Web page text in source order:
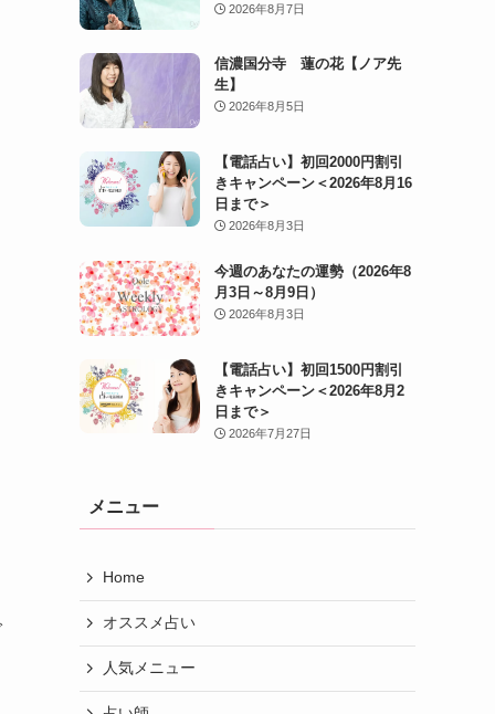
2026年8月7日
信濃国分寺 蓮の花【ノア先
生】
2026年8月5日
【電話占い】初回2000円割引
きキャンペーン＜2026年8月16
日まで＞
2026年8月3日
今週のあなたの運勢（2026年8
月3日～8月9日）
2026年8月3日
【電話占い】初回1500円割引
きキャンペーン＜2026年8月2
日まで＞
2026年7月27日
メニュー
Home
オススメ占い
人気メニュー